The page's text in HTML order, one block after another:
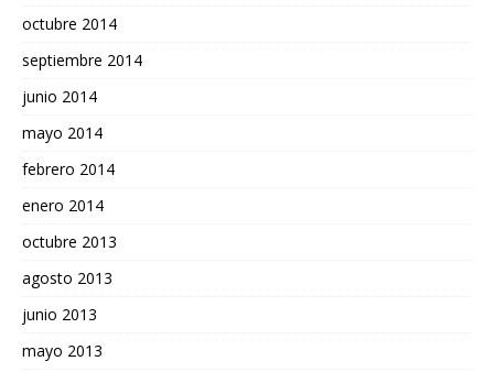
octubre 2014
septiembre 2014
junio 2014
mayo 2014
febrero 2014
enero 2014
octubre 2013
agosto 2013
junio 2013
mayo 2013